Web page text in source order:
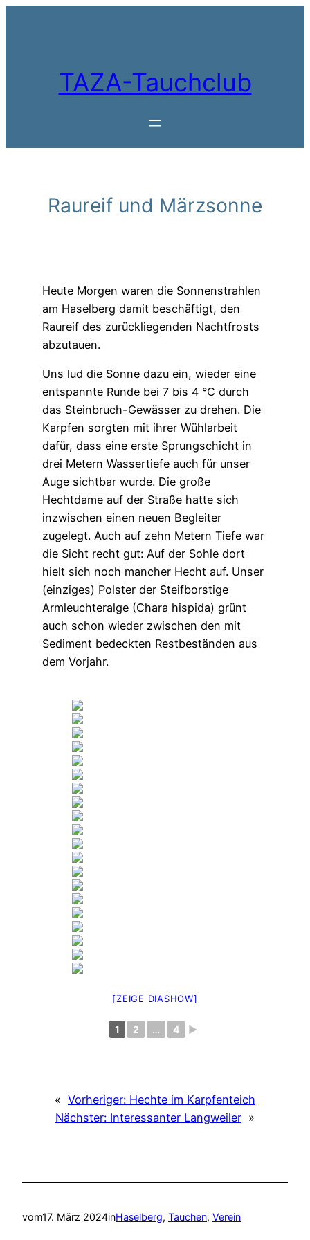
TAZA-Tauchclub
Raureif und Märzsonne
Heute Morgen waren die Sonnenstrahlen
am Haselberg damit beschäftigt, den
Raureif des zurückliegenden Nachtfrosts
abzutauen.
Uns lud die Sonne dazu ein, wieder eine
entspannte Runde bei 7 bis 4 °C durch
das Steinbruch-Gewässer zu drehen. Die
Karpfen sorgten mit ihrer Wühlarbeit
dafür, dass eine erste Sprungschicht in
drei Metern Wassertiefe auch für unser
Auge sichtbar wurde. Die große
Hechtdame auf der Straße hatte sich
inzwischen einen neuen Begleiter
zugelegt. Auch auf zehn Metern Tiefe war
die Sicht recht gut: Auf der Sohle dort
hielt sich noch mancher Hecht auf. Unser
(einziges) Polster der Steifborstige
Armleuchteralge (Chara hispida) grünt
auch schon wieder zwischen den mit
Sediment bedeckten Restbeständen aus
dem Vorjahr.
[ZEIGE DIASHOW]
1 2 … 4 ►
« Vorheriger: Hechte im Karpfenteich
Nächster: Interessanter Langweiler »
vom17. März 2024inHaselberg, Tauchen, Verein